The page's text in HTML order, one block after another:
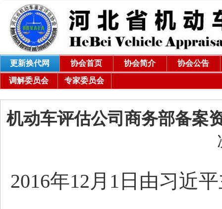
更新换代网 协会首页 协会简介 协会公告
调解委员会 专家委员会
机动车评估公司商务部备案
2016年12月1日由习近